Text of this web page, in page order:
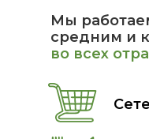
Мы
средним и
во всех